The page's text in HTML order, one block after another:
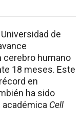
de
cerebro humano
18 meses. Este
en
ha sido
académica Cell